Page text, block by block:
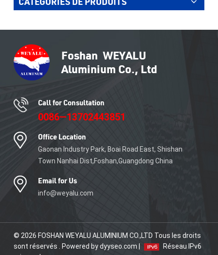
aluminium extrudé sont
utilisés chaque jour dans le
domaines d'application
d'utilisation des profilés en
aluminium n'ont pas de
limites. Ils sont utilisés pour
leur résistance, leur flexibilité,
dans un certain nombre de
secteurs d'utilisateurs finaux
tels que la construction, les
machines et les biens de
consommation durables.
Call for Consultation
0086—13702443851
Office Location
Gaonan Industry Park, Boai Road East, Shishan
Town Nanhai Dist,Foshan,Guangdong China
Email for Us
info@weyalu.com
© 2026 FOSHAN WEYALU ALUMINIUM CO.,LTD Tous les droits
sont réservés . Powered by dyyseo.com |
Réseau IPv6